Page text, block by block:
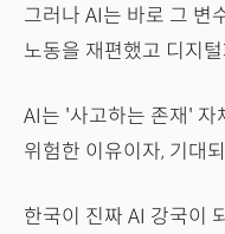
그러나 AI는 바로 그 변
노동을 재편했고 디지
AI는 '사고하는 존재' 자
위험한 이유이자, 기대
한국이 진짜 AI 강국이